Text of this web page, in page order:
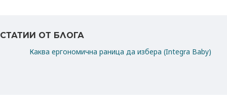
СТАТИИ ОТ БЛОГА
Каква ергономична раница да избера (Integra Baby)